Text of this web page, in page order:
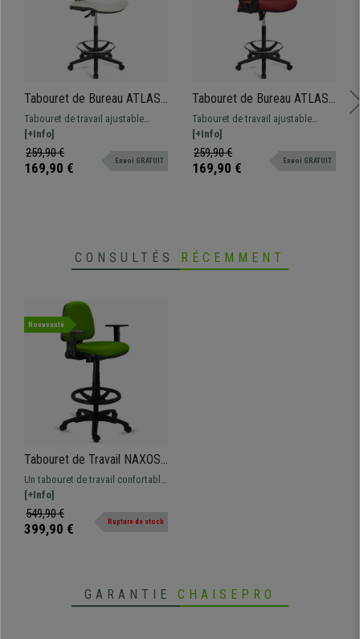
Tabouret de Bureau ATLAS
SANS ACCOUDOIRS CUIR,
Dossier Ajustable, Grand
Rembourrage, Blanc
Tabouret de travail ajustable
tapissé en cuir synthétique.
Robuste, résistante et
confortable. Adapté pour une
[+Info]
259,90 €
169,90 € Envoi GRATUIT
Tabouret de Bureau ATLAS,
Dossier Ajustable, Grand
Rembourrage, en tissu,
Bordeaux
Tabouret de travail ajustable
adapté pour une utilisation
professionnelle. Robuste,
résistante et confortable.
[+Info]
259,90 €
169,90 € Envoi GRATUIT
CONSULTÉS RÉCEMMENT
Nouveauté
Tabouret de Travail NAXOS,
Design Ergonomique, avec
Repose-Pieds, Tissu, Vert
Un tabouret de travail confortable
et pratique, rembourrage épais,
accoudoirs ajustables en hauteur,
revêtement en tissu de qualité.
[+Info]
549,90 €
399,90 € Rupture de stock
GARANTIE CHAISEPRO